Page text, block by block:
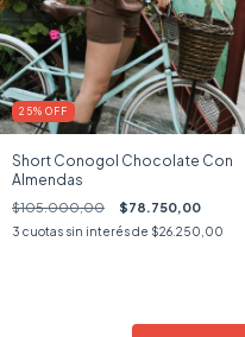
25% OFF
Short Conogol Chocolate Con
Almendas
$105.000,00 $78.750,00
3 cuotas sin interés de $26.250,00